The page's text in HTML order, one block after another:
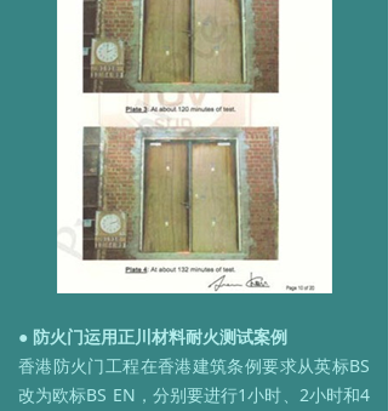
● 防火门运用正川材料耐火测试案例
香港防火门工程在香港建筑条例要求从英标BS
改为欧标BS EN，分别要进行1小时、2小时和4